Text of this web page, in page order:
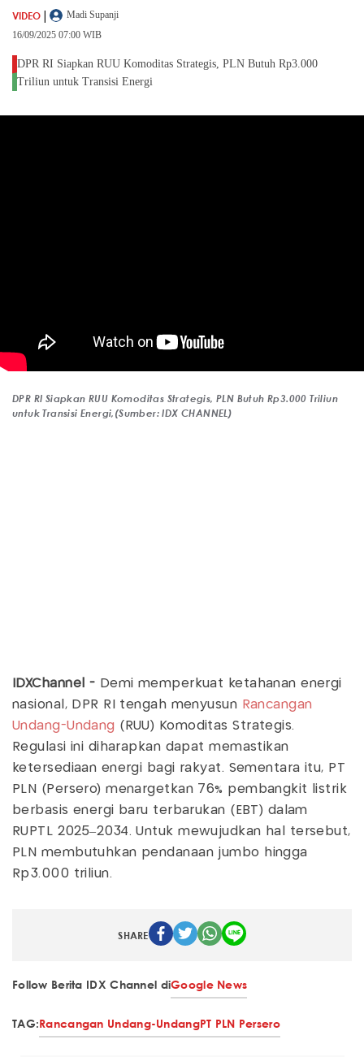
VIDEO |
Madi Supanji
16/09/2025 07:00 WIB
DPR RI Siapkan RUU Komoditas Strategis, PLN Butuh Rp3.000
Triliun untuk Transisi Energi
DPR RI Siapkan RUU Komoditas Strategis, PLN Butuh Rp3.000 Triliun
untuk Transisi Energi,(Sumber: IDX CHANNEL)
IDXChannel - Demi memperkuat ketahanan energi
nasional, DPR RI tengah menyusun Rancangan
Undang-Undang (RUU) Komoditas Strategis.
Regulasi ini diharapkan dapat memastikan
ketersediaan energi bagi rakyat. Sementara itu, PT
PLN (Persero) menargetkan 76% pembangkit listrik
berbasis energi baru terbarukan (EBT) dalam
RUPTL 2025–2034. Untuk mewujudkan hal tersebut,
PLN membutuhkan pendanaan jumbo hingga
Rp3.000 triliun.
SHARE
Follow Berita IDX Channel diGoogle News
TAG:Rancangan Undang-UndangPT PLN Persero